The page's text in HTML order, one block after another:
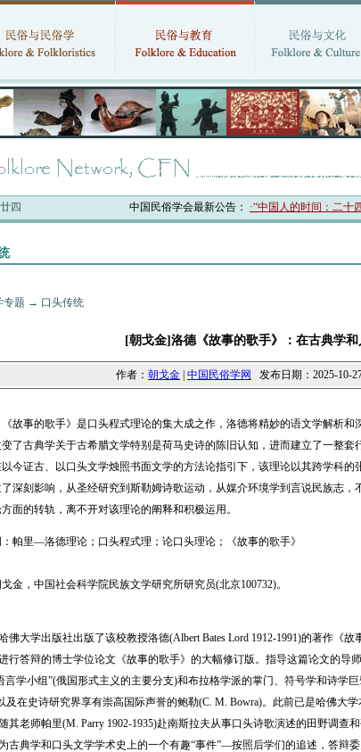
四 中国民俗学会最新公告：·“中国人的时间：二十四节气知
专题 → 口头传统
[朝戈金]洛德《故事的歌手》：在古典学和
作者： 朝戈金 中国民俗学网 发布日期：2025-10-
故事的歌手》是口头程式理论的集大成之作，洛德将精妙的语文学解析
了古典学关于古希腊文学特别是荷马史诗的陈旧认知，进而建立了一整
今证古、以口头文学烛照书面文学的方法论指引下，该理论以其跨学科
深刻影响，从圣经研究到斯勒姆诗歌运动，从媒介环境学到言说民族志，
面的转轨，离不开对该理论的阐释和积极运用。
：帕里—洛德理论；口头程式理；论口头理论；《故事的歌手》
金，中国社会科学院民族文学研究所研究员(北京100732)。
大学出版社出版了该校教授洛德(Albert Bates Lord 1912-1991)的著作《故
行答辩的博士学位论文《故事的歌手》的大幅修订版。指导这篇论文的导
言学小组”(俄国形式主义的主要分支)和布拉格学派的掌门、符号学和诗学
及在史诗研究界享有崇高国际声誉的鲍勒(C. M. Bowra)。此前已是哈佛大
其老师帕里(M. Parry 1902-1935)赴南斯拉夫从事口头诗歌演述的田野调查
古典学和口头文学学术史上的一个有趣“事件”—按照后学们的追述，答辩